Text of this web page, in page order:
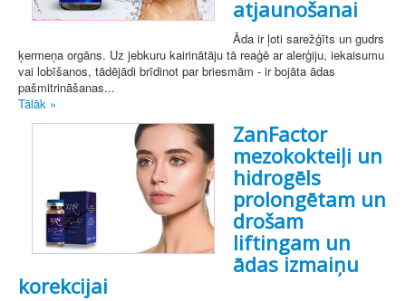
atjaunošanai
Āda ir ļoti sarežģīts un gudrs
ķermeņa orgāns. Uz jebkuru kairinātāju tā reaģē ar alerģiju, iekaisumu
vai lobīšanos, tādējādi brīdinot par briesmām - ir bojāta ādas
pašmitrināšanas...
Tālāk »
ZanFactor
mezokokteiļi un
hidrogēls
prolongētam un
drošam
liftingam un
ādas izmaiņu
korekcijai